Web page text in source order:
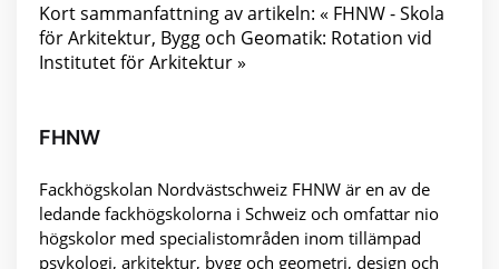
Kort sammanfattning av artikeln: « FHNW - Skola
för Arkitektur, Bygg och Geomatik: Rotation vid
Institutet för Arkitektur »
FHNW
Fackhögskolan Nordvästschweiz FHNW är en av de
ledande fackhögskolorna i Schweiz och omfattar nio
högskolor med specialistområden inom tillämpad
psykologi, arkitektur, bygg och geometri, design och